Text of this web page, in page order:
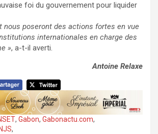
foi du gouvernement pour liquider
nous poseront des actions fortes en vue
internationales en charge des
», a-t-il averti.
Antoine Relaxe
, Gabon, Gabonactu.com,
INJS,